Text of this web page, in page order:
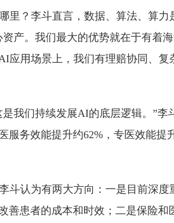
里？李斗直言，数据、算法、算
产。我们最大的优势就在于有着
应用场景上，我们有理赔协同、
我们持续发展AI的底层逻辑。”
服务效能提升约62%，专医效能提
斗认为有两大方向：一是目前深
善患者的成本和时效；二是保险